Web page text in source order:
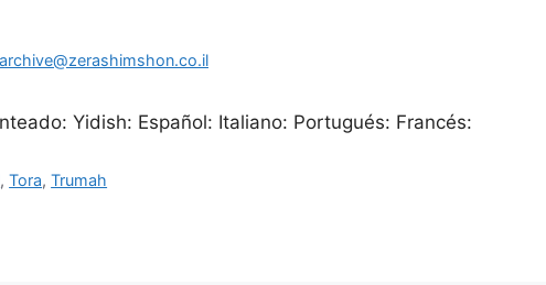
archive@zerashimshon.co.il
Yidish: Español: Italiano: Portugués: Francés:
,Tora,Trumah